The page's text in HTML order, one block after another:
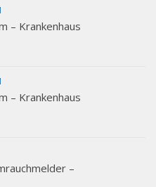
– Krankenhaus
– Krankenhaus
–